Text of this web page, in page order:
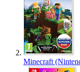
Minecraft